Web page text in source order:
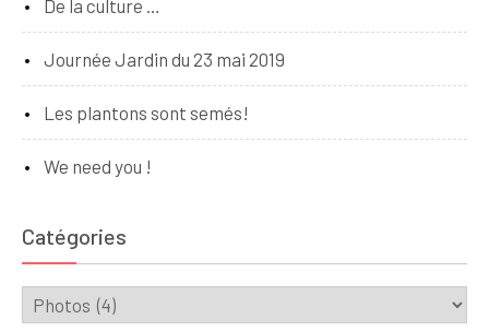
De la culture …
Journée Jardin du 23 mai 2019
Les plantons sont semés!
We need you !
Catégories
Catégories